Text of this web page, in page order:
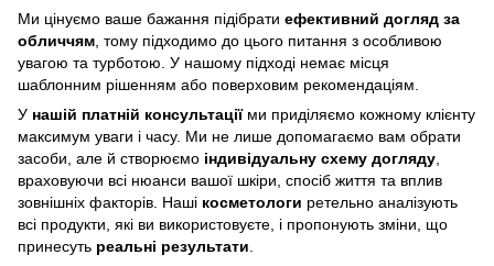
Ми цінуємо ваше бажання підібрати ефективний догляд за
обличчям , тому підходимо до цього питання з особливою
увагою та турботою. У нашому підході немає місця
шаблонним рішенням або поверховим рекомендаціям.
У нашій платній консультаціїми приділяємо кожному клієнту
максимум уваги і часу. Ми не лише допомагаємо вам обрати
засоби, але й створюємо індивідуальну схему догляду
враховуючи всі нюанси вашої шкіри, спосіб життя та вплив
зовнішніх факторів. Наші косметологи ретельно аналізують
всі продукти, які ви використовуєте, і пропонують зміни, що
принесуть реальні результати